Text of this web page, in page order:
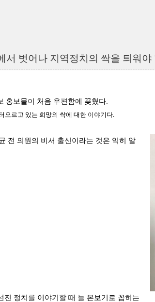
서 벗어나 지역정치의 싹을 틔워야
홍보물이 처음 우편함에 꽂혔다.
오르고 있는 희망의 싹에 대한 이야기다.
전 의원의 비서 출신이라는 것은 익히 알
정치를 이야기할 때 늘 본보기로 꼽히는